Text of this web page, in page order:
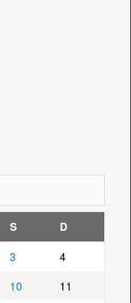
S D
3
4
10
11